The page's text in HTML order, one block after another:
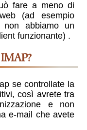
fare a meno di
(ad esempio
abbiamo un
funzionante) .
se controllate la
così avrete tra
e non
e-mail che avete